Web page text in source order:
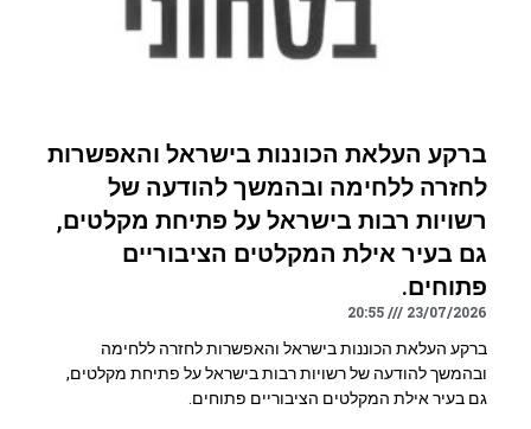
ברקע העלאת הכוננות בישראל והאפשרות
לחזרה ללחימה ובהמשך להודעה של
רשויות רבות בישראל על פתיחת מקלטים,
גם בעיר אילת המקלטים הציבוריים
פתוחים.
23/07/2026
20:55
ברקע העלאת הכוננות בישראל והאפשרות לחזרה ללחימה
ובהמשך להודעה של רשויות רבות בישראל על פתיחת מקלטים,
גם בעיר אילת המקלטים הציבוריים פתוחים.